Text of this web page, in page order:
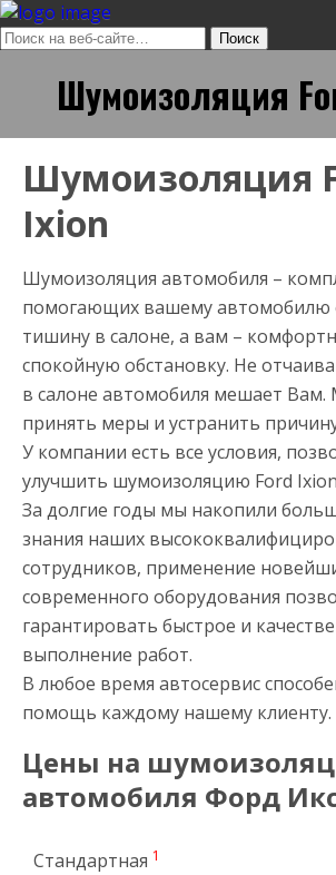
Шумоизоляция
Шумоизоляция
Ixion
Шумоизоляция автомобиля –
помогающих вашему автомобилю
тишину в салоне, а вам –
спокойную обстановку. Не
в салоне автомобиля мешает
принять меры и устранить
У компании есть все условия,
улучшить шумоизоляцию Ford
За долгие годы мы накопили
знания наших
сотрудников, применение
современного оборудования
гарантировать быстрое и
выполнение работ.
В любое время автосервис
помощь каждому нашему клиенту.
Цены на
автомобиля Форд
Стандартная 1